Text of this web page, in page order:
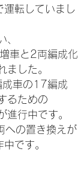
運転していまし
、
車と2両編成化
ました。
車の17編成
るための
進行中です。
の置き換えが
です。